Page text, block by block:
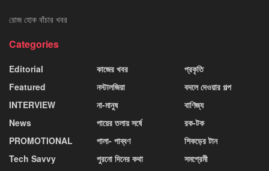
রোজ হোক বাঁচার খবর
Categories
Editorial
Featured
INTERVIEW
News
PROMOTIONAL
Tech Savvy
কাজের খবর
নস্টালজিয়া
না-মানুষ
পায়ের তলায় সর্ষে
পালা- পাব্বণ
পুরনো দিনের কথা
প্রকৃতি
বদলে দেওয়ার গল্প
বাণিজ্য
রক-টক
শিকড়ের টান
সমপ্রেমী